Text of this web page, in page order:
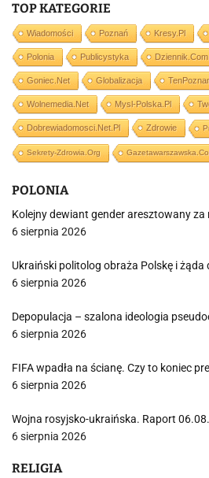
TOP KATEGORIE
Wiadomości Poznań Kresy.pl
Polonia Publicystyka Dziennik.com
Goniec.net Globalizacja
Wolnemedia.net Mysl-Polska.pl
Dobrewiadomosci.net.pl Zdrowie
Sekrety-Zdrowia.org
POLONIA
Kolejny dewiant gender aresztowany
6 sierpnia 2026
Ukraiński politolog obraża Polskę i żąda
6 sierpnia 2026
Depopulacja – szalona ideologia
6 sierpnia 2026
FIFA wpadła na ścianę. Czy to koniec
6 sierpnia 2026
Wojna rosyjsko-ukraińska. Raport
6 sierpnia 2026
RELIGIA